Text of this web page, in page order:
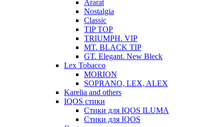
Ararat
Nostalgia
Classic
TIP TOP
TRIUMPH. VIP
MT. BLACK TIP
GT. Elegant. New Bleck
Lex Tobacco
MORION
SOPRANO, LEX, ALEX
Karelia and others
IQOS стики
Стики для IQOS ILUMA
Стики для IQOS